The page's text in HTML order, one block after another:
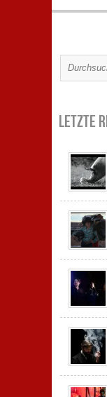
Letzte